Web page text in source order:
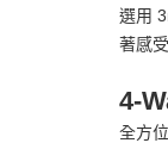
選用
著感受
4-
全方